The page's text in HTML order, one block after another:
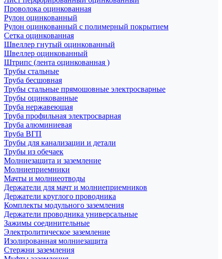
Проволока оцинкованная
Рулон оцинкованный
Рулон оцинкованный с полимерный покрытием
Сетка оцинкованная
Швеллер гнутый оцинкованный
Швеллер оцинкованный
Штрипс (лента оцинкованная )
Трубы стальные
Труба бесшовная
Трубы стальные прямошовные электросварные
Трубы оцинкованные
Труба нержавеющая
Труба профильная электросварная
Труба алюминиевая
Труба ВГП
Трубы для канализации и детали
Трубы из обечаек
Молниезащита и заземление
Молниеприемники
Мачты и молниеотводы
Держатели для мачт и молниеприемников
Держатели круглого проводника
Комплекты модульного заземления
Держатели проводника универсальные
Зажимы соединительные
Электролитическое заземление
Изолированная молниезащита
Стержни заземления